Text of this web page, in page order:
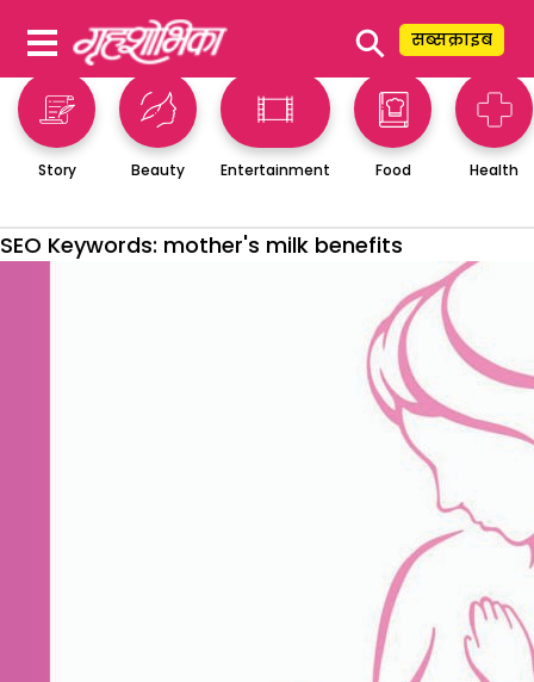
⚲ सब्सक्राइब
Story Beauty Entertainment Food Health
SEO Keywords: mother's milk benefits